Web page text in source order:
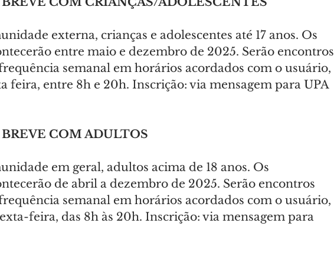
externa, crianças e adolescentes até 17 anos. Os
entre maio e dezembro de 2025. Serão encontros
semanal em horários acordados com o usuário,
feira, entre 8h e 20h. Inscrição: via mensagem para UPA
COM ADULTOS
em geral, adultos acima de 18 anos. Os
de abril a dezembro de 2025. Serão encontros
semanal em horários acordados com o usuário,
feira, das 8h às 20h. Inscrição: via mensagem para